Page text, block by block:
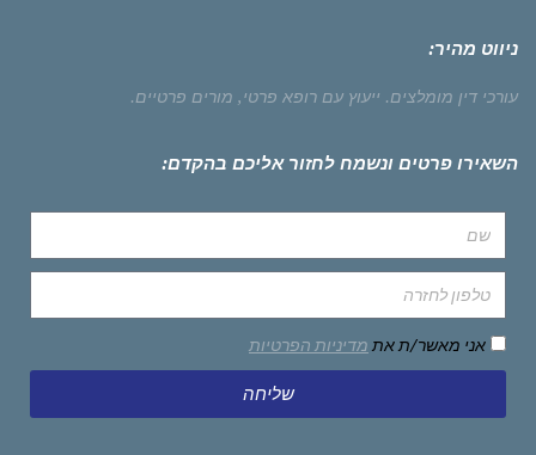
ניווט מהיר:
עורכי דין מומלצים. ייעוץ עם רופא פרטי, מורים פרטיים.
השאירו פרטים ונשמח לחזור אליכם בהקדם:
אני מאשר/ת אתמדיניות הפרטיות
שליחה